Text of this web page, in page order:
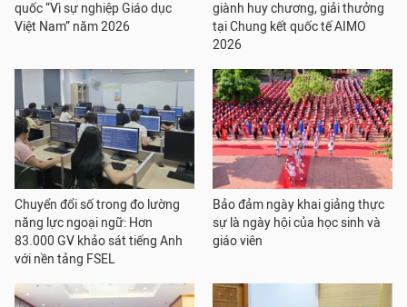
quốc “Vì sự nghiệp Giáo dục
Việt Nam” năm 2026
giành huy chương, giải thưởng
tại Chung kết quốc tế AIMO
2026
Chuyển đổi số trong đo lường
năng lực ngoại ngữ: Hơn
83.000 GV khảo sát tiếng Anh
với nền tảng FSEL
Bảo đảm ngày khai giảng thực
sự là ngày hội của học sinh và
giáo viên